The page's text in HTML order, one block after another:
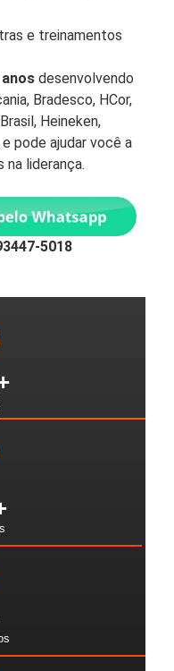
e treinamentos
anos desenvolvendo
Bradesco, HCor,
Heineken,
pode ajudar você a
na liderança.
5018